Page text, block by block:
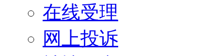
在线受理
网上投诉